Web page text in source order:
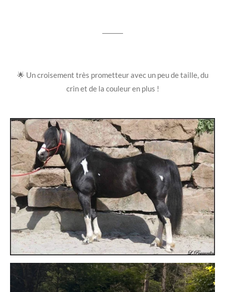
⸻
🌟 Un croisement très prometteur avec un peu de taille, du
crin et de la couleur en plus !